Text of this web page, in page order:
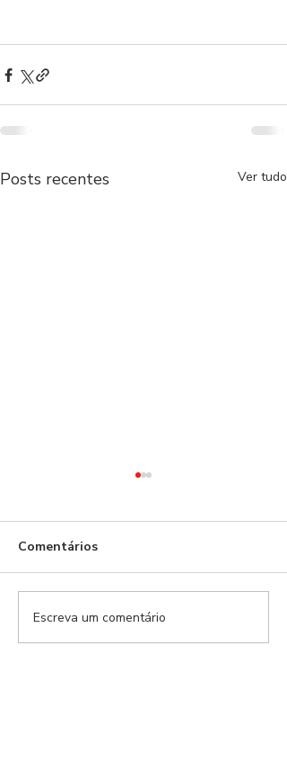
Posts recentes Ver tudo
Benfica!
Comentários
Escreva um comentário